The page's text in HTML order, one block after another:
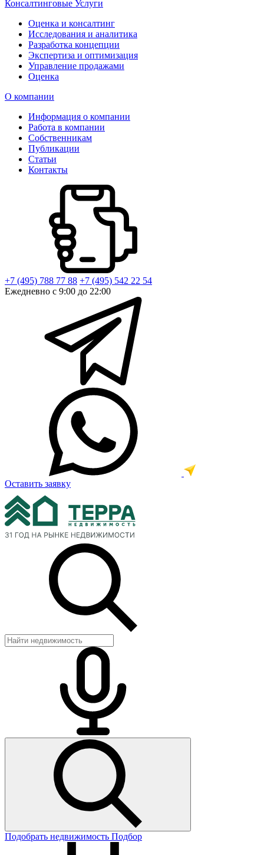
Консалтинговые Услуги
Оценка и консалтинг
Исследования и аналитика
Разработка концепции
Экспертиза и оптимизация
Управление продажами
Оценка
О компании
Информация о компании
Работа в компании
Собственникам
Публикации
Статьи
Контакты
+7 (495) 788 77 88 +7 (495) 542 22 54
Ежедневно с 9:00 до 22:00
Оставить заявку
Подобрать недвижимость Подбор